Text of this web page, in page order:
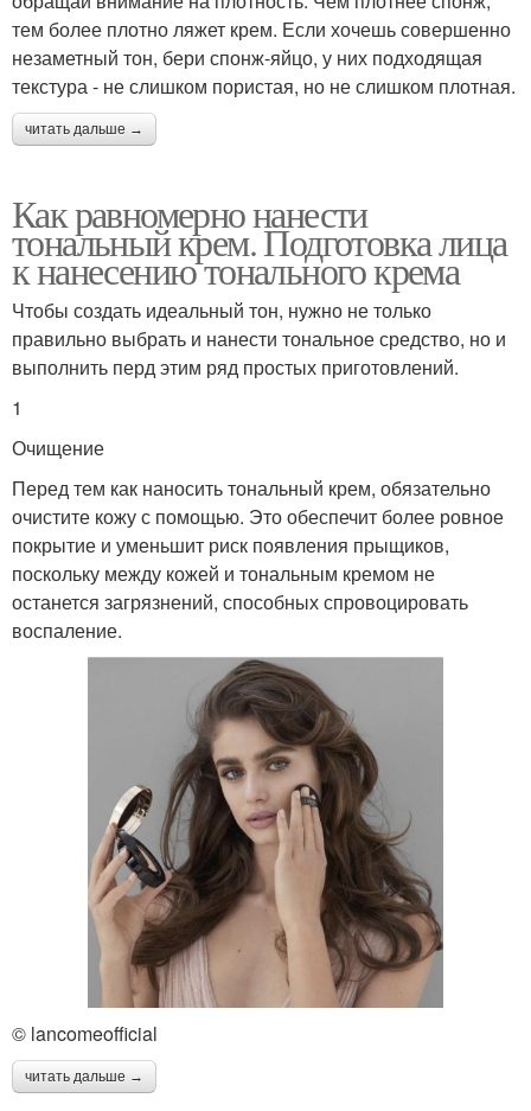
тем более плотно ляжет крем. Если хочешь совершенно
незаметный тон, бери спонж-яйцо, у них подходящая
текстура - не слишком пористая, но не слишком плотная.
читать дальше →
Как равномерно нанести
тональный крем. Подготовка лица
к нанесению тонального крема
Чтобы создать идеальный тон, нужно не только
правильно выбрать и нанести тональное средство, но и
выполнить перд этим ряд простых приготовлений.
1
Очищение
Перед тем как наносить тональный крем, обязательно
очистите кожу с помощью. Это обеспечит более ровное
покрытие и уменьшит риск появления прыщиков,
поскольку между кожей и тональным кремом не
останется загрязнений, способных спровоцировать
воспаление.
© lancomeofficial
читать дальше →